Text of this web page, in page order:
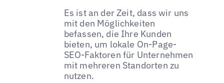
Es ist an der Zeit, dass wir uns
mit den Möglichkeiten
befassen, die Ihre Kunden
bieten, um lokale On-Page-
SEO-Faktoren für Unternehmen
mit mehreren Standorten zu
nutzen.